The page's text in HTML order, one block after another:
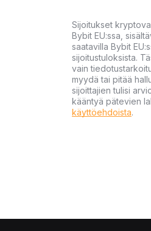
Sijoitukset
Bybit EU:ssa,
saatavilla Bybit
sijoitustuloksista.
vain
myydä tai pitää
sijoittajien tulisi
kääntyä pätevien
käyttöehdoista.